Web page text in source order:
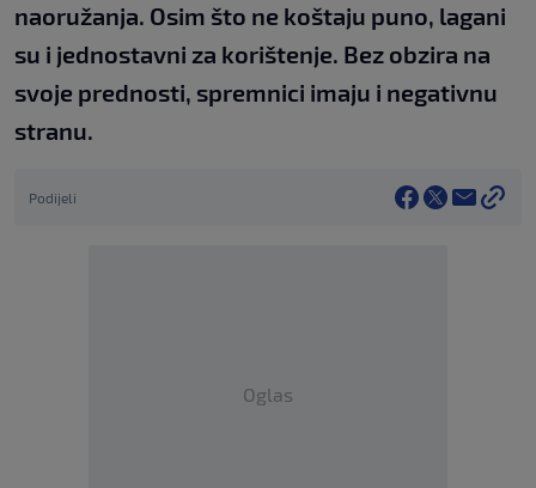
naoružanja. Osim što ne koštaju puno, lagani
su i jednostavni za korištenje. Bez obzira na
svoje prednosti, spremnici imaju i negativnu
stranu.
Podijeli
Oglas